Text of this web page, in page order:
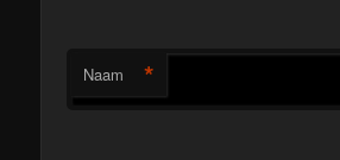
Naam *